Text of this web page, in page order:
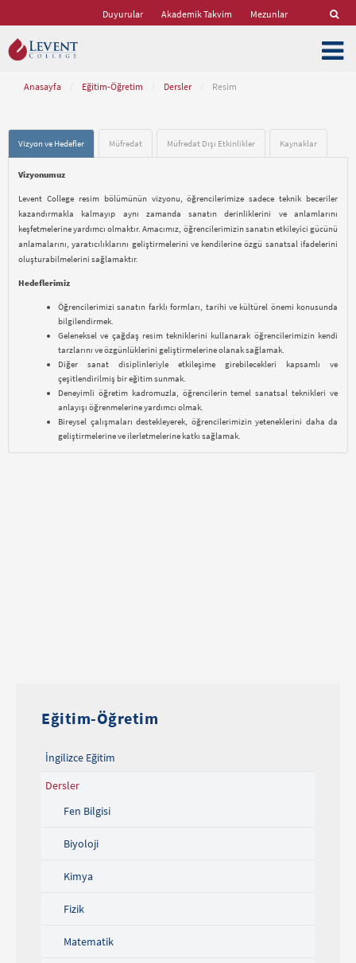
Duyurular Akademik Takvim Mezunlar
Anasayfa Eğitim-Öğretim Dersler Resim
Vizyon ve Hedefler Müfredat Müfredat Dışı Etkinlikler Kaynaklar
Vizyonumuz
Levent College resim bölümünün vizyonu, öğrencilerimize sadece teknik beceriler
kazandırmakla kalmayıp aynı zamanda sanatın derinliklerini ve anlamlarını
keşfetmelerine yardımcı olmaktır. Amacımız, öğrencilerimizin sanatın etkileyici gücünü
anlamalarını, yaratıcılıklarını geliştirmelerini ve kendilerine özgü sanatsal ifadelerini
oluşturabilmelerini sağlamaktır.
Hedeflerimiz
Öğrencilerimizi sanatın farklı formları, tarihi ve kültürel önemi konusunda
bilgilendirmek.
Geleneksel ve çağdaş resim tekniklerini kullanarak öğrencilerimizin kendi
tarzlarını ve özgünlüklerini geliştirmelerine olanak sağlamak.
Diğer sanat disiplinleriyle etkileşime girebilecekleri kapsamlı ve
çeşitlendirilmiş bir eğitim sunmak.
Deneyimli öğretim kadromuzla, öğrencilerin temel sanatsal teknikleri ve
anlayışı öğrenmelerine yardımcı olmak.
Bireysel çalışmaları destekleyerek, öğrencilerimizin yeteneklerini daha da
geliştirmelerine ve ilerletmelerine katkı sağlamak.
Eğitim-Öğretim
İngilizce Eğitim
Dersler
Fen Bilgisi
Biyoloji
Kimya
Fizik
Matematik